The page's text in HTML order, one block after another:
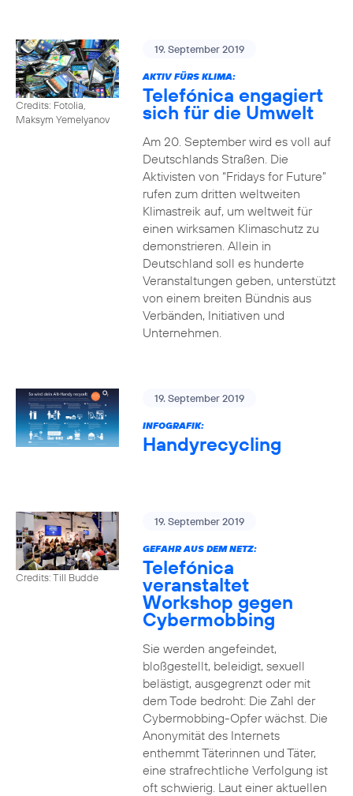
Credits: Fotolia,
Maksym Yemelyanov
19. September 2019
AKTIV FÜRS KLIMA:
Telefónica engagiert
sich für die Umwelt
Am 20. September wird es voll auf
Deutschlands Straßen. Die
Aktivisten von “Fridays for Future”
rufen zum dritten weltweiten
Klimastreik auf, um weltweit für
einen wirksamen Klimaschutz zu
demonstrieren. Allein in
Deutschland soll es hunderte
Veranstaltungen geben, unterstützt
von einem breiten Bündnis aus
Verbänden, Initiativen und
Unternehmen.
19. September 2019
INFOGRAFIK:
Handyrecycling
Credits: Till Budde
19. September 2019
GEFAHR AUS DEM NETZ:
Telefónica
veranstaltet
Workshop gegen
Cybermobbing
Sie werden angefeindet,
bloßgestellt, beleidigt, sexuell
belästigt, ausgegrenzt oder mit
dem Tode bedroht: Die Zahl der
Cybermobbing-Opfer wächst. Die
Anonymität des Internets
enthemmt Täterinnen und Täter,
eine strafrechtliche Verfolgung ist
oft schwierig. Laut einer aktuellen